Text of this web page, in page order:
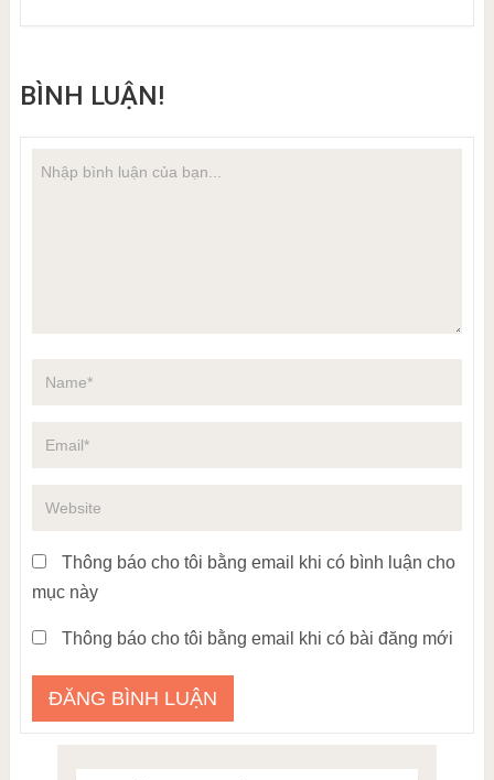
BÌNH LUẬN!
Thông báo cho tôi bằng email khi có bình luận cho
mục này
Thông báo cho tôi bằng email khi có bài đăng mới